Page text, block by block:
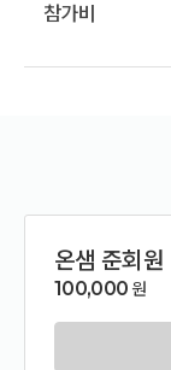
참가비
온샘 준회원
100,000 원